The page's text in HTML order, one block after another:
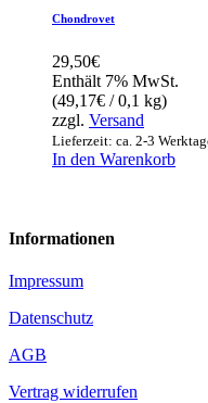
Chondrovet
29,50€
Enthält 7% MwSt.
(49,17€ / 0,1 kg)
zzgl. Versand
Lieferzeit: ca. 2-3
In den Warenkorb
Informationen
Impressum
Datenschutz
AGB
Vertrag widerrufen